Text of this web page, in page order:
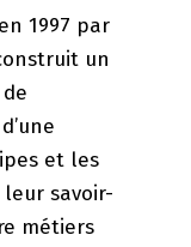
1997 par
un
et les
savoir-
métiers